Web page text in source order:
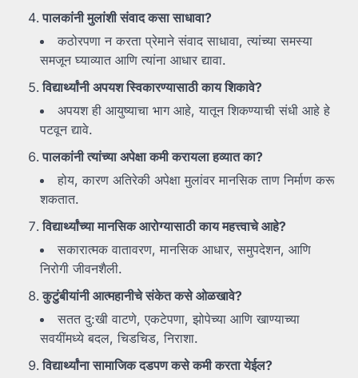
पालकांनीमुलांशीसंवादकसासाधावा?
कठोरपणा न करता प्रेमाने संवाद साधावा, त्यांच्या समस्या
समजून घ्याव्यात आणि त्यांना आधार द्यावा.
विद्यार्थ्यांनीअपयशस्विकारण्यासाठीकायशिकावे?
अपयश ही आयुष्याचा भाग आहे, यातून शिकण्याची संधी आहे हे
पटवून द्यावे.
पालकांनीत्यांच्याअपेक्षाकमीकरायलाहव्यातका?
होय, कारण अतिरेकी अपेक्षा मुलांवर मानसिक ताण निर्माण करू
शकतात.
विद्यार्थ्यांच्यामानसिकआरोग्यासाठीकायमहत्त्वाचेआहे?
सकारात्मक वातावरण, मानसिक आधार, समुपदेशन, आणि
निरोगी जीवनशैली.
कुटुंबीयांनीआत्महानीचेसंकेतकसेओळखावे?
सतत दु:खी वाटणे, एकटेपणा, झोपेच्या आणि खाण्याच्या
सवयींमध्ये बदल, चिडचिड, निराशा.
विद्यार्थ्यांनासामाजिकदडपणकसेकमीकरतायेईल?